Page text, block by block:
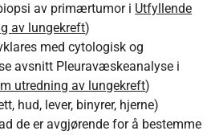
av primærtumor i Utfyllende
av lungekreft)
med cytologisk og
avsnitt Pleuravæskeanalyse i
utredning av lungekreft)
hud, lever, binyrer, hjerne)
de er avgjørende for å bestemme